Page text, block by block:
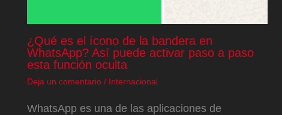
¿Qué es el ícono de la bandera en
WhatsApp? Así puede activar paso a paso
esta función oculta
Deja un comentario / Internacional
WhatsApp es una de las aplicaciones de